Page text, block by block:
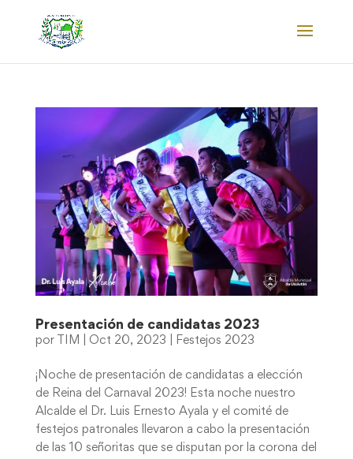
Presentación de candidatas 2023
por TIM Oct 20, 2023 Festejos 2023
¡Noche de presentación de candidatas a elección
de Reina del Carnaval 2023! Esta noche nuestro
Alcalde el Dr. Luis Ernesto Ayala y el comité de
festejos patronales llevaron a cabo la presentación
de las 10 señoritas que se disputan por la corona del